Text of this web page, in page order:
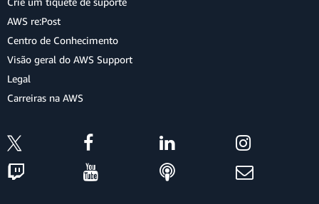
AWS re:Post
Centro de Conhecimento
Visão geral do AWS Support
Legal
Carreiras na AWS